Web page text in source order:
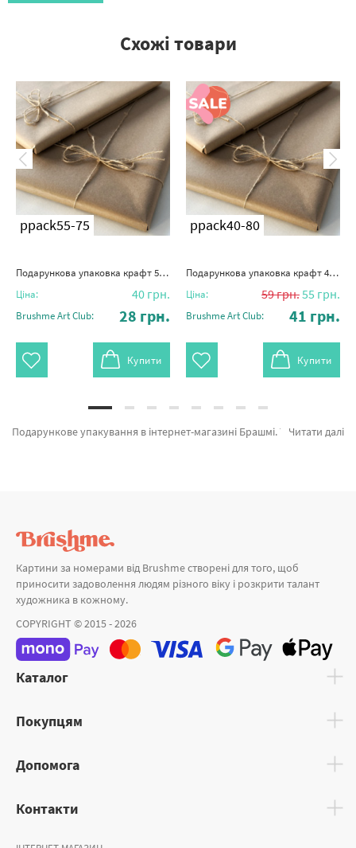
Схожі товари
ppack55-75
Подарункова упаковка крафт 55х75
Ціна: 40 грн.
Brushme Art Club: 28 грн.
Купити
ppack40-80
Подарункова упаковка крафт 40х80
Ціна: 59грн.55 грн.
Brushme Art Club: 41 грн.
Купити
Читати далі
Подарункове упакування в інтернет-магазині Брашмі. Тут є можливість швидко замовити Подарункова упаковка крафт 50х70 ppack50-70 від бренду з світовим іменем Brushme який відомий авторським підходом. Кожен продукт розділу «Головна» зроблено з любов'ю. Подарункова упаковка крафт 70х70, Подарункова упаковка крафт 75х100 и Подарункова упаковка крафт 90х90 а также брендів за оптимальними цінами. При покупці Дівчина разом з картина за номерами будинок, блискавично доставимо в Дніпропетровськ або інші міста. Новинки та картини за номерами бузок, купуйте прямо зараз!
Картини за номерами від Brushme створені для того, щоб
приносити задоволення людям різного віку і розкрити талант
художника в кожному.
COPYRIGHT © 2015 - 2026
Каталог
Покупцям
Допомога
Контакти